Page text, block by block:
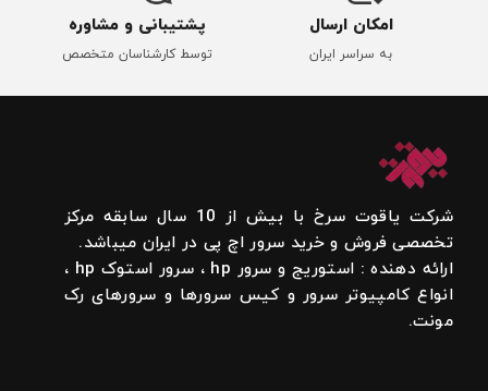
امکان ارسال
به سراسر ایران
پشتیبانی و مشاوره
توسط کارشناسان متخصص
شرکت یاقوت سرخ با بیش از 10 سال سابقه مرکز
تخصصی فروش و خرید سرور اچ پی در ایران میباشد.
ارائه دهنده : استوریج و سرور hp ، سرور استوک hp ،
انواع کامپیوتر سرور و کیس سرورها و سرورهای رک
مونت.